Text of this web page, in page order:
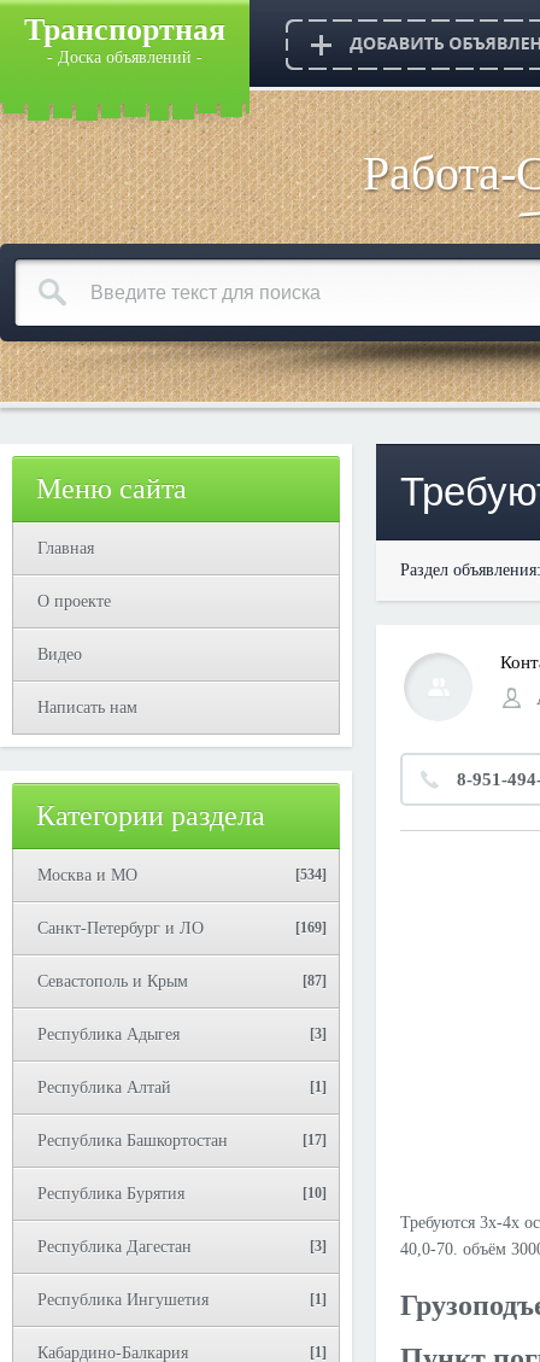
Транспортная
- Доска объявлений -
Меню сайта
Главная
О проекте
Видео
Написать нам
Категории раздела
Москва и МО [534]
Санкт-Петербург и ЛО [169]
Севастополь и Крым [87]
Республика Адыгея [3]
Республика Алтай [1]
Республика Башкортостан [17]
Республика Бурятия [10]
Республика Дагестан [3]
Республика Ингушетия [1]
Кабардино-Балкария [1]
Раздел
8-951-
Требуются 3х-4х
40,0-70. объём